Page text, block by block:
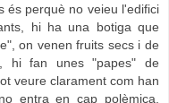
és perquè no veieu l'edifici
hi ha una botiga que
on venen fruits secs i de
hi fan unes "papes" de
veure clarament com han
entra en cap polèmica,